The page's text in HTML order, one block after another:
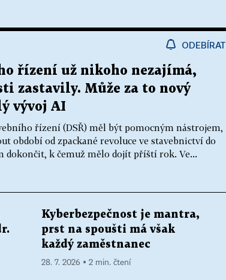
ODEBÍRAT
řízení už nikoho nezajímá,
zastavily. Může za to nový
vývoj AI
řízení (DSŘ) měl být pomocným nástrojem,
období od zpackané revoluce ve stavebnictví do
dokončit, k čemuž mělo dojít příští rok. Ve...
Kyberbezpečnost je mantra,
prst na spoušti má však
každý zaměstnanec
28. 7. 2026 ▪ 2 min. čtení